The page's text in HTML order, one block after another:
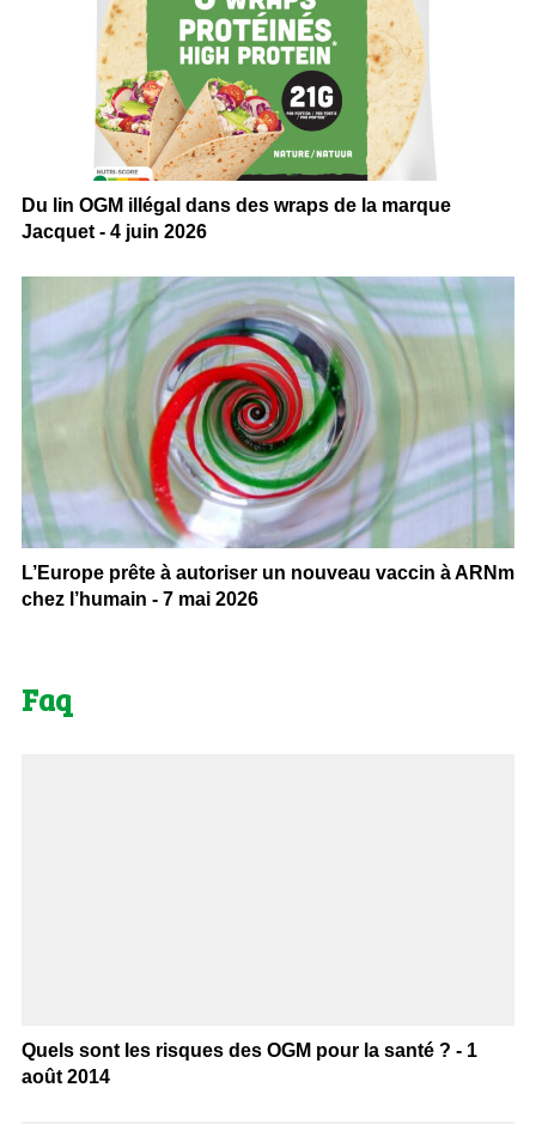
Du lin OGM illégal dans des wraps de la marque
Jacquet - 4 juin 2026
L’Europe prête à autoriser un nouveau vaccin à ARNm
chez l’humain - 7 mai 2026
Faq
Quels sont les risques des OGM pour la santé ? - 1
août 2014